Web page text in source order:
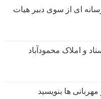
ای از سوی دبیر هیات
و املاک محمودآباد
ها بنویسید